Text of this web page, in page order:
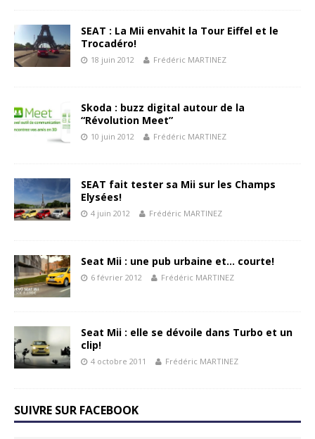
SEAT : La Mii envahit la Tour Eiffel et le
Trocadéro!
18 juin 2012 Frédéric MARTINEZ
Skoda : buzz digital autour de la
“Révolution Meet”
10 juin 2012 Frédéric MARTINEZ
SEAT fait tester sa Mii sur les Champs
Elysées!
4 juin 2012 Frédéric MARTINEZ
Seat Mii : une pub urbaine et… courte!
6 février 2012 Frédéric MARTINEZ
Seat Mii : elle se dévoile dans Turbo et un
clip!
4 octobre 2011 Frédéric MARTINEZ
SUIVRE SUR FACEBOOK